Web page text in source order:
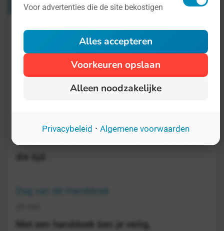
Internationale Dag van het Boek en de
Auteursrechten
23 april
23 april is een symbolische datum in de
Cervantes, Shakespeare en Inca Garcilaso de
Dag van de Handdoek
Met een handdoek ben je veilig,
Voor advertenties die de site bekostigen
Alles accepteren
Voorkeuren opslaan
Alleen noodzakelijke
Privacybeleid · Algemene voorwaarden